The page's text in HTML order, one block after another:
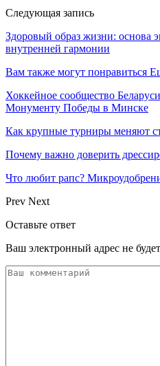
Следующая запись
Здоровый образ жизни: основа
внутренней гармонии
Вам также могут понравиться
Хоккейное сообщество
Монументу Победы в Минске
Как крупные турниры меняют
Почему важно доверить
Что любит рапс?
Prev Next
Оставьте ответ
Ваш электронный адрес не